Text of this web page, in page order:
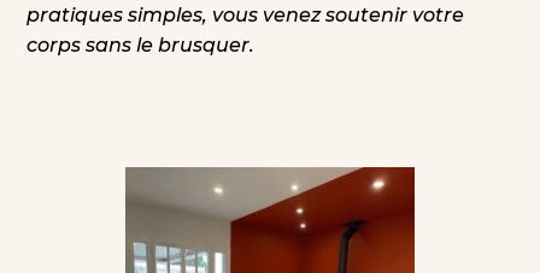
pratiques simples, vous venez soutenir votre
corps sans le brusquer.